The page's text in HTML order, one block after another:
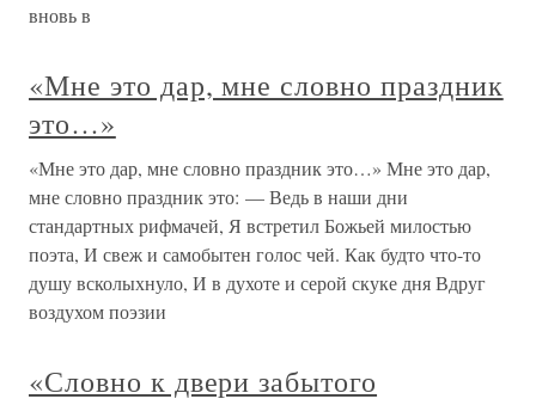
вновь в
«Мне это дар, мне словно праздник
это…»
«Мне это дар, мне словно праздник это…» Мне это дар,
мне словно праздник это: — Ведь в наши дни
стандартных рифмачей, Я встретил Божьей милостью
поэта, И свеж и самобытен голос чей. Как будто что-то
душу всколыхнуло, И в духоте и серой скуке дня Вдруг
воздухом поэзии
«Словно к двери забытого